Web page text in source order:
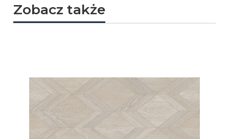
Zobacz także